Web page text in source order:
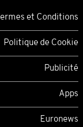
Termes et Conditions
Politique de Cookie
Publicité
Apps
Euronews